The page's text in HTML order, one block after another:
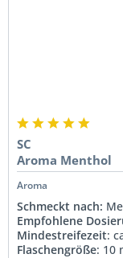
SC
Aroma Menthol
Aroma
Schmeckt nach:
Empfohlene
Mindestreifezeit:
Flaschengröße: 10